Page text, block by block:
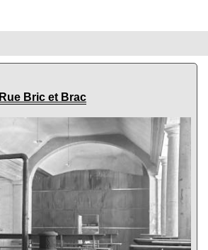
Rue Bric et Brac